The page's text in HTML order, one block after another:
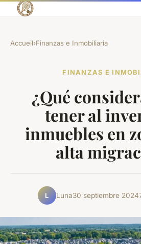
Accueil›Finanzas e Inmobiliaria
FINANZAS E
¿Qué
tener al
inmuebles en
alta
L Luna30 septiembre 2024